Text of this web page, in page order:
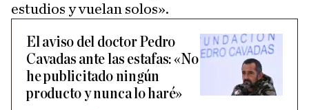
estudios y vuelan solos».
El aviso del doctor Pedro
Cavadas ante las estafas: «No
he publicitado ningún
producto y nunca lo haré»